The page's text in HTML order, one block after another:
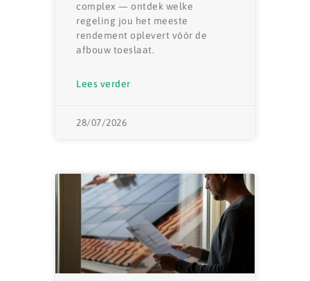
complex — ontdek welke
regeling jou het meeste
rendement oplevert vóór de
afbouw toeslaat.
Lees verder
28/07/2026